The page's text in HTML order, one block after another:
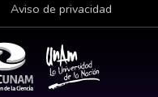
Aviso de privacidad